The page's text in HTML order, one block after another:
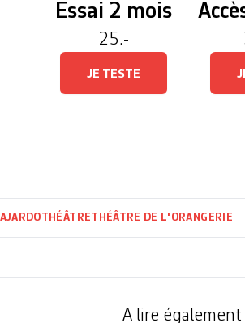
Essai 2 mois
25.-
JE TESTE
THÉÂTRETHÉÂTRE DE L'ORANGERIE
A lire également